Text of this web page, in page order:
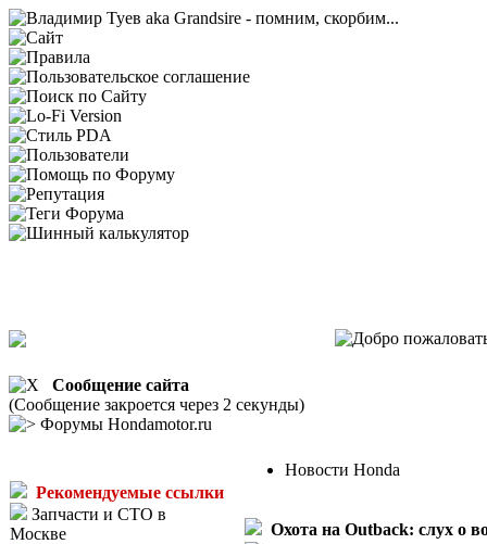
Сообщение сайта
(Сообщение закроется через 2 секунды)
Форумы Hondamotor.ru
Рекомендуемые ссылки
Запчасти и СТО в
Москве
Новости Honda
Охота на Outback: слух о